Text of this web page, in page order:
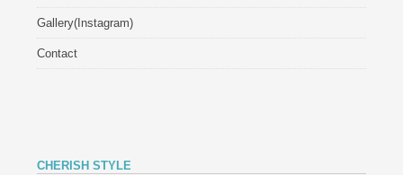
Gallery(Instagram)
Contact
CHERISH STYLE